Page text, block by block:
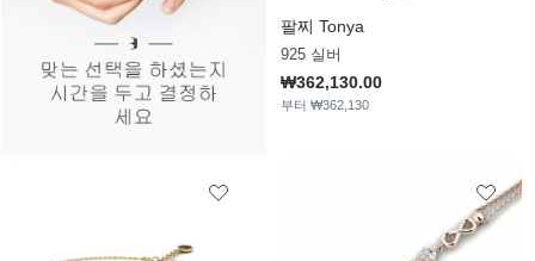
팔찌 Tonya
925 실버
₩362,130.00
부터 ₩362,130